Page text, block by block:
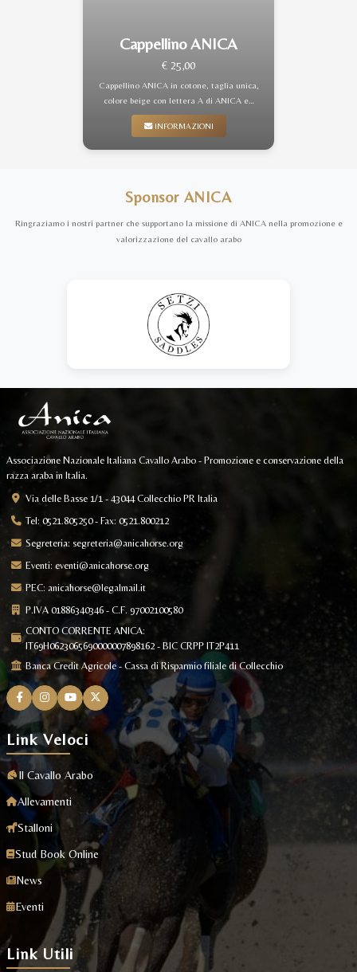
Cappellino ANICA
€ 25,00
Cappellino ANICA in cotone, taglia unica,
colore beige con lettera A di ANICA e…
INFORMAZIONI
Sponsor ANICA
Ringraziamo i nostri partner che supportano la missione di ANICA nella promozione e
valorizzazione del cavallo arabo
Associazione Nazionale Italiana Cavallo Arabo - Promozione e conservazione della
razza araba in Italia.
Via delle Basse 1/1 - 43044 Collecchio PR Italia
Tel: 0521.805250 - Fax: 0521.800212
Segreteria: segreteria@anicahorse.org
Eventi: eventi@anicahorse.org
PEC: anicahorse@legalmail.it
P.IVA 01886340346 - C.F. 97002100580
CONTO CORRENTE ANICA:
IT69H0623065690000007898162 - BIC CRPP IT2P411
Banca Credit Agricole - Cassa di Risparmio filiale di Collecchio
Link Veloci
Il Cavallo Arabo
Allevamenti
Stalloni
Stud Book Online
News
Eventi
Link Utili